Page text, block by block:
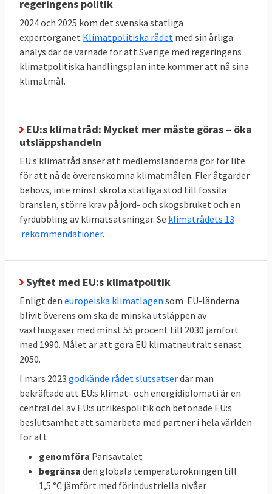
Energieffektivisering och
förnybart
Jämfört med 2005 ska EU till 2030 minska
sin primära energiförbrukning med 34
procent till högst 992,5 Mtoe. Här finns
Andelen förnybar energi i EU ska fördubblas
mellan 2020 och 2030 till minst 42,5 procent,
men gärna 45 procent. Sverige har i särklass
den största andelen förnybar energi bland
EU-länderna:66 procent 2023. Inte heller här
finns något specifikt krav på enskilda
medlemsländer utan målet är gemensamt.
förnyelsebar energi
procent
42,5 – 45
procent
Sverige
66
procent
bindande
EU-mål
se källan.
regeringens politik
2024 och 2025 kom det svenska statliga
expertorganet Klimatpolitiska rådet med sin årliga
analys där de varnade för att Sverige med regeringens
klimatpolitiska handlingsplan inte kommer att nå sina
klimatmål.
EU:s klimatråd: Mycket mer måste göras – öka
utsläppshandeln
EU:s klimatråd anser att medlemsländerna gör för lite
för att nå de överenskomna klimatmålen. Fler åtgärder
behövs, inte minst skrota statliga stöd till fossila
bränslen, större krav på jord- och skogsbruket och en
fyrdubbling av klimatsatsningar. Se klimatrådets 13
rekommendationer.
Syftet med EU:s klimatpolitik
Enligt den europeiska klimatlagen som EU-länderna
blivit överens om ska de minska utsläppen av
växthusgaser med minst 55 procent till 2030 jämfört
med 1990. Målet är att göra EU klimatneutralt senast
2050.
I mars 2023 godkände rådet slutsatserdär man
bekräftade att EU:s klimat- och energidiplomati är en
central del av EU:s utrikespolitik och betonade EU:s
beslutsamhet att samarbeta med partner i hela världen
för att
genomföra Parisavtalet
begränsa den globala temperaturökningen till
1,5 °C jämfört med förindustriella nivåer